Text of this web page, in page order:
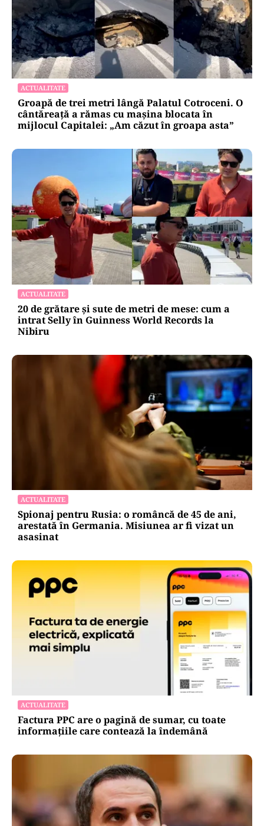
ACTUALITATE
Groapă de trei metri lângă Palatul Cotroceni. O
cântăreață a rămas cu mașina blocata în
mijlocul Capitalei: „Am căzut în groapa asta”
ACTUALITATE
20 de grătare și sute de metri de mese: cum a
intrat Selly în Guinness World Records la
Nibiru
ACTUALITATE
Spionaj pentru Rusia: o româncă de 45 de ani,
arestată în Germania. Misiunea ar fi vizat un
asasinat
ACTUALITATE
Factura PPC are o pagină de sumar, cu toate
informațiile care contează la îndemână